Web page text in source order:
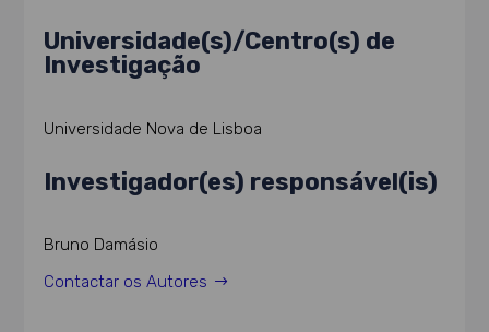
Universidade(s)/Centro(s) de
Investigação
Universidade Nova de Lisboa
Investigador(es) responsável(is)
Bruno Damásio
Contactar os Autores